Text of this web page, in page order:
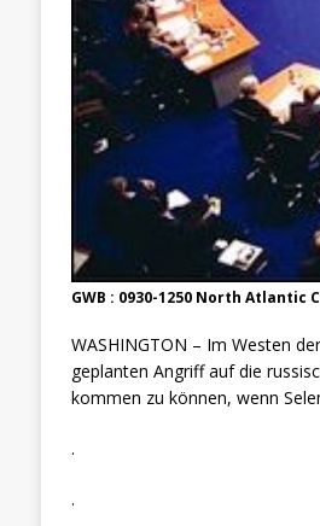
GWB : 0930-1250 North Atlantic
WASHINGTON – Im Westen
geplanten Angriff auf die
kommen zu können, wenn
.
.